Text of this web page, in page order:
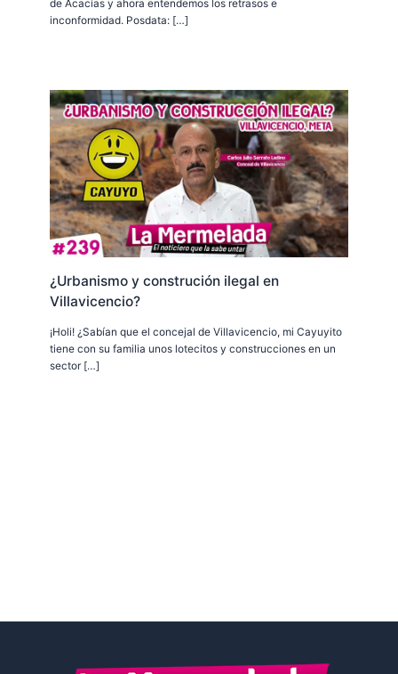
de Acacías y ahora entendemos los retrasos e
inconformidad. Posdata: […]
¿Urbanismo y construción ilegal en
Villavicencio?
¡Holi! ¿Sabían que el concejal de Villavicencio, mi Cayuyito
tiene con su familia unos lotecitos y construcciones en un
sector […]